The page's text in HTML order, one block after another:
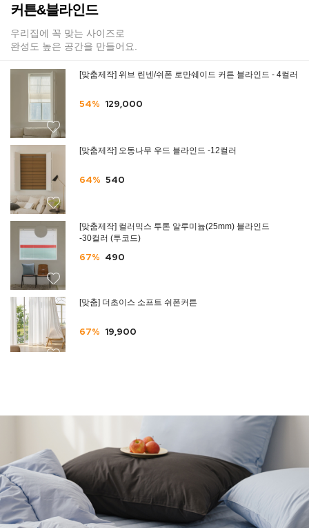
커튼&블라인드
우리집에 꼭 맞는 사이즈로
완성도 높은 공간을 만들어요.
[맞춤제작] 위브 린넨/쉬폰 로만쉐이드 커튼 블라인드 - 4컬러
54% 129,000
[맞춤제작] 오동나무 우드 블라인드 -12컬러
64% 540
[맞춤제작] 컬러믹스 투톤 알루미늄(25mm) 블라인드
-30컬러 (투코드)
67% 490
[맞춤] 더초이스 소프트 쉬폰커튼
67% 19,900